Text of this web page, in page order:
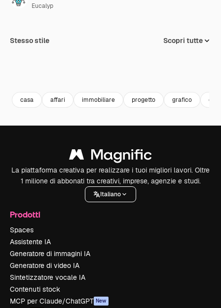
Eucalyp
Stesso stile Scopri tutte
casa affari immobiliare progetto grafico
La piattaforma creativa per realizzare i tuoi migliori lavori. Oltre
1 milione di abbonati tra creativi, imprese, agenzie e studi.
Italiano
Prodotti
Spaces
Assistente IA
Generatore di immagini IA
Generatore di video IA
Sintetizzatore vocale IA
Contenuti stock
MCP per Claude/ChatGPT New